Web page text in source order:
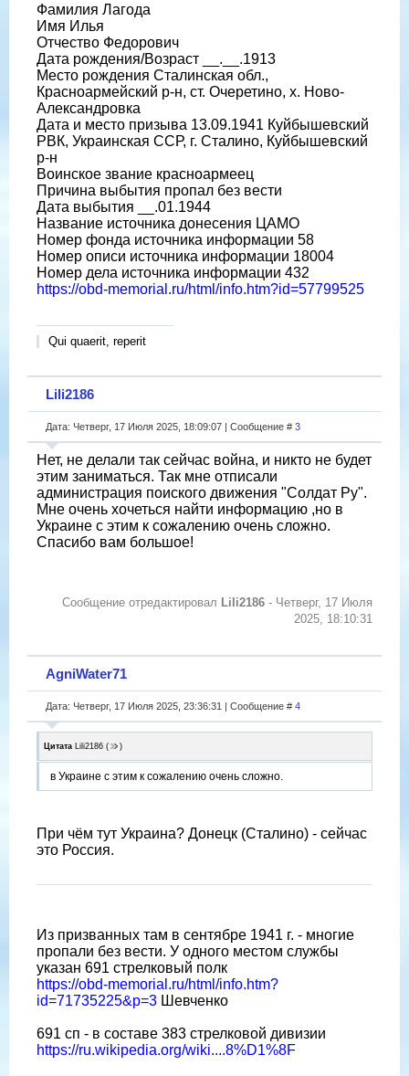
Фамилия Лагода
Имя Илья
Отчество Федорович
Дата рождения/Возраст __.__.1913
Место рождения Сталинская обл.,
Красноармейский р-н, ст. Очеретино, х. Ново-
Александровка
Дата и место призыва 13.09.1941 Куйбышевский
РВК, Украинская ССР, г. Сталино, Куйбышевский
р-н
Воинское звание красноармеец
Причина выбытия пропал без вести
Дата выбытия __.01.1944
Название источника донесения ЦАМО
Номер фонда источника информации 58
Номер описи источника информации 18004
Номер дела источника информации 432
https://obd-memorial.ru/html/info.htm?id=57799525
Qui quaerit, reperit
Lili2186
Дата: Четверг, 17 Июля 2025, 18:09:07 | Сообщение # 3
Нет, не делали так сейчас война, и никто не будет
этим заниматься. Так мне отписали
администрация поиского движения "Солдат Ру".
Мне очень хочеться найти информацию ,но в
Украине с этим к сожалению очень сложно.
Спасибо вам большое!
Сообщение отредактировал Lili2186 - Четверг, 17 Июля
2025, 18:10:31
AgniWater71
Дата: Четверг, 17 Июля 2025, 23:36:31 | Сообщение # 4
Цитата Lili2186 ( )
в Украине с этим к сожалению очень сложно.
При чëм тут Украина? Донецк (Сталино) - сейчас
это Россия.
Из призванных там в сентябре 1941 г. - многие
пропали без вести. У одного местом службы
указан 691 стрелковый полк
https://obd-memorial.ru/html/info.htm?
id=71735225&p=3 Шевченко
691 сп - в составе 383 стрелковой дивизии
https://ru.wikipedia.org/wiki....8%D1%8F